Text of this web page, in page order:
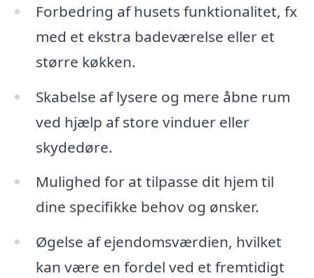
Forbedring af husets funktionalitet, fx
med et ekstra badeværelse eller et
større køkken.
Skabelse af lysere og mere åbne rum
ved hjælp af store vinduer eller
skydedøre.
Mulighed for at tilpasse dit hjem til
dine specifikke behov og ønsker.
Øgelse af ejendomsværdien, hvilket
kan være en fordel ved et fremtidigt